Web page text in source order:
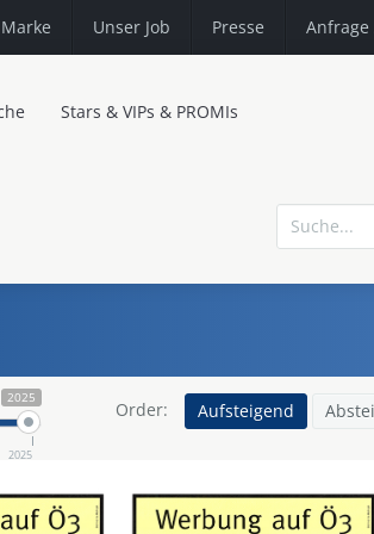
Unser Job Presse Anfrage
Stars & VIPs & PROMIs
2025
2025
Order: Aufsteigend